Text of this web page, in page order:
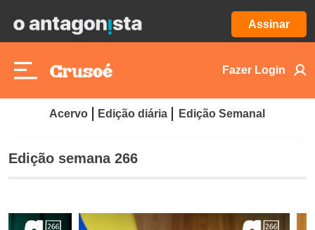
Assinar
Fazer Login
Acervo Edição diária Edição Semanal
Edição semana 266